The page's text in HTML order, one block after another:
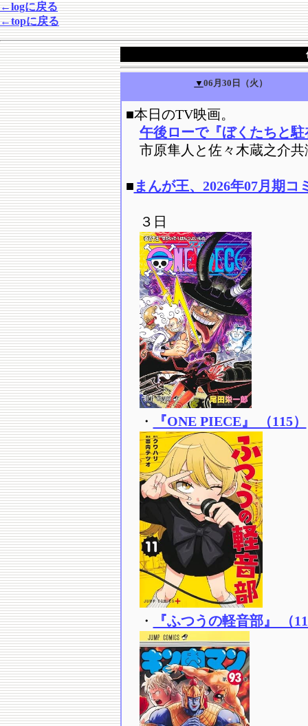
←logに戻る
←topに戻る
▼ 06月30日（火）
■本日のTV映画。
午後ローで『ぼくたちと
市原隼人と佐々木蔵之介共
■ まんが王、2026年07月期コ
３日
・ 『ONE PIECE』 （115）
・ 『ふつうの軽音部』 （